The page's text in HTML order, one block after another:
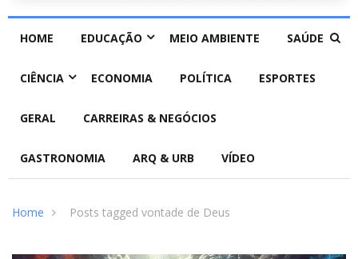
HOME EDUCAÇÃO MEIO AMBIENTE SAÚDE
CIÊNCIA ECONOMIA POLÍTICA ESPORTES
GERAL CARREIRAS & NEGÓCIOS
GASTRONOMIA ARQ & URB VÍDEO
Home Posts tagged vontade de Deus